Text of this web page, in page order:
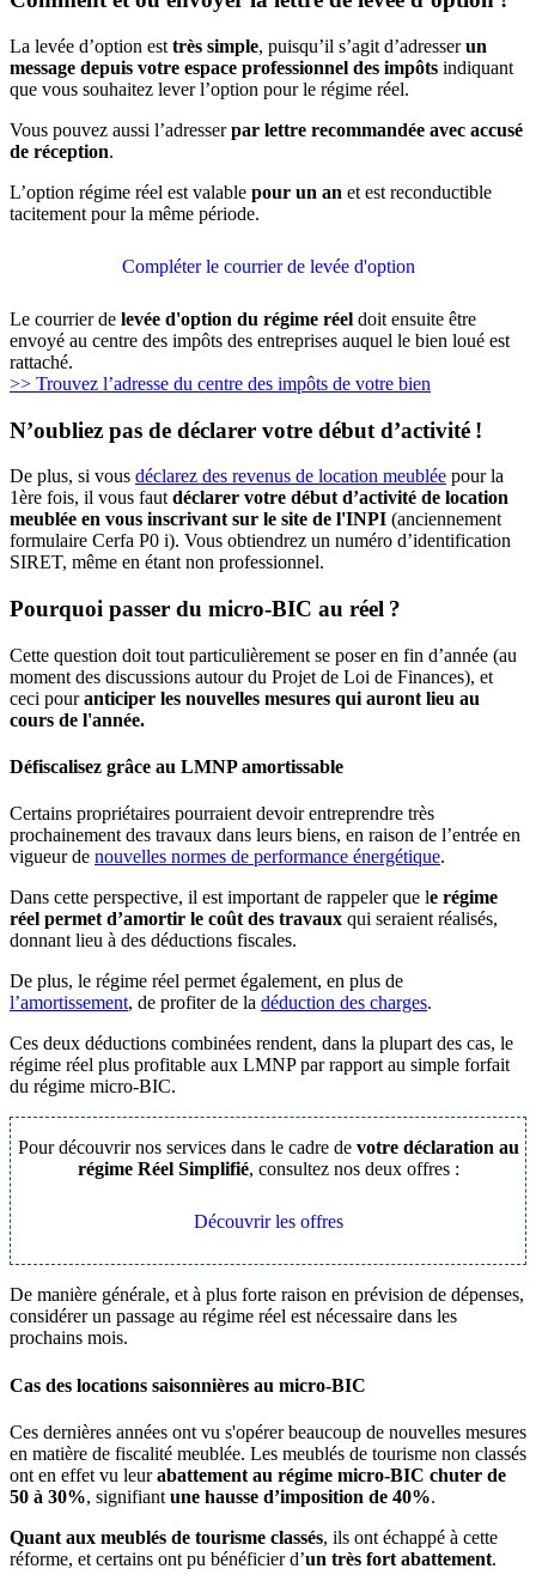
La levée d’option est très simple, puisqu’il s’agit d’adresserun
message depuis votre espace professionnel des impôts indiquant
que vous souhaitez lever l’option pour le régime réel.
Vous pouvez aussi l’adresserpar lettre recommandée avec accusé
de réception.
L’option régime réel est valable pour un an et est reconductible
tacitement pour la même période.
Compléter le courrier de levée d'option
Le courrier de levée d'option du régime réel doit ensuite être
envoyé au centre des impôts des entreprises auquel le bien loué est
rattaché.
>> Trouvez l’adresse du centre des impôts de votre bien
N’oubliez pas de déclarer votre début d’activité !
De plus, si vous déclarez des revenus de location meublée pour la
1ère fois, il vous faut déclarer votre début d’activité de location
meublée en vous inscrivant sur le site de l'INPI (anciennement
formulaire Cerfa P0 i). Vous obtiendrez un numéro d’identification
SIRET, même en étant non professionnel.
Pourquoi passer du micro-BIC au réel ?
Cette question doit tout particulièrement se poser en fin d’année (au
moment des discussions autour du Projet de Loi de Finances), et
ceci pouranticiper les nouvelles mesures qui auront lieu au
cours de l'année.
Défiscalisez grâce au LMNP amortissable
Certains propriétaires pourraient devoir entreprendre très
prochainement des travaux dans leurs biens, en raison de l’entrée en
vigueur de nouvelles normes de performance énergétique.
Dans cette perspective, il est important de rappeler que le régime
réel permet d’amortir le coût des travaux qui seraient réalisés,
donnant lieu à des déductions fiscales.
De plus, le régime réel permet également, en plus de
l’amortissement, de profiter de la déduction des charges.
Ces deux déductions combinées rendent, dans la plupart des cas, le
régime réel plus profitable aux LMNP par rapport au simple forfait
du régime micro-BIC.
Pour découvrir nos services dans le cadre de votre déclaration au
régime Réel Simplifié, consultez nos deux offres :
Découvrir les offres
De manière générale, et à plus forte raison en prévision de dépenses,
considérer un passage au régime réel est nécessaire dans les
prochains mois.
Cas des locations saisonnières au micro-BIC
Ces dernières années ont vu s'opérer beaucoup de nouvelles mesures
en matière de fiscalité meublée. Les meublés de tourisme non classés
ont en effet vu leurabattement au régime micro-BIC chuter de
50 à 30%, signifiant une hausse d’imposition de 40%.
Quant aux meublés de tourisme classés, ils ont échappé à cette
réforme, et certains ont pu bénéficier d’un très fort abattement.